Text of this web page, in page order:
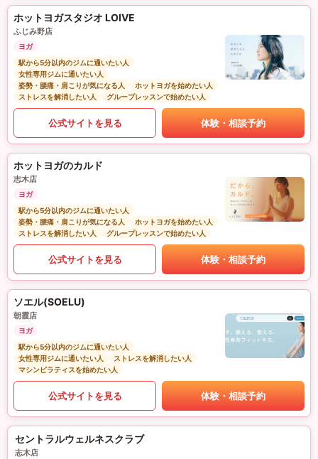
ホットヨガスタジオ LOIVE
ふじみ野店
ヨガ
駅から5分以内のジムに通いたい人
女性専用ジムに通いたい人
姿勢・腰痛・肩こりが気になる人
ホットヨガを始めたい人
ストレスを解消したい人
グループレッスンで始めたい人
公式サイトを見る 体験・相談予約
ホットヨガのカルド
志木店
ヨガ
駅から5分以内のジムに通いたい人
姿勢・腰痛・肩こりが気になる人
ホットヨガを始めたい人
ストレスを解消したい人
グループレッスンで始めたい人
公式サイトを見る 体験・相談予約
ソエル(SOELU)
朝霞店
ヨガ
駅から5分以内のジムに通いたい人
女性専用ジムに通いたい人
ストレスを解消したい人
マシンピラティスを始めたい人
公式サイトを見る 体験・相談予約
セントラルウェルネスクラブ
志木店